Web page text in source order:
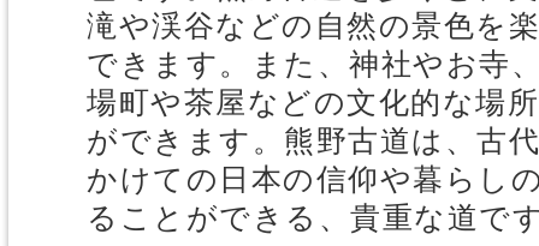
滝や渓谷などの自然の景色を
できます。また、神社やお寺
場町や茶屋などの文化的な場
ができます。熊野古道は、古
かけての日本の信仰や暮らし
ることができる、貴重な道で